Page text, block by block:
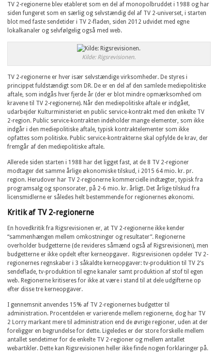
TV 2-regionerne blev etableret som en del af monopolbruddet i 1988 og har
siden fungeret som en særlig og selvstændig del af TV 2-universet, i starten
blot med faste sendetider i TV 2-fladen, siden 2012 udvidet med egne
lokalkanaler og selvfølgelig også med web.
Kilde: Rigsrevisionen.
TV 2-regionerne er hver især selvstændige virksomheder. De styres i
princippet fuldstændigt som DR. De er en del af den samlede mediepolitiske
aftale, som indgås hver fjerde år (der er blot mindre opmærksomhed om
kravene til TV 2-regionerne). Når den mediepolitiske aftale er indgået,
udarbejder Kulturministeriet en public service-kontrakt med den enkelte TV
2-region. Public service-kontrakten indeholder mange elementer, som ikke
indgår i den mediepolitiske aftale, typisk kontraktelementer som ikke
opfattes som politiske. Public service-kontrakterne skal opfylde de krav, der
fremgår af den mediepolitiske aftale.
Allerede siden starten i 1988 har det ligget fast, at de 8 TV 2-regioner
modtager det samme årlige økonomiske tilskud, i 2015 64 mio. kr. pr.
region. Herudover har TV 2-regionerne kommercielle indtægter, typisk fra
programsalg og sponsorater, på 2-6 mio. kr. årligt. Det årlige tilskud fra
licensmidlerne er således helt bestemmende for regionernes økonomi.
Kritik af TV 2-regionerne
En hovedkritik fra Rigsrevisionen er, at TV 2-regionerne ikke kender
“sammenhængen mellem omkostninger og resultater”. Regionerne
overholder budgetterne (de revideres såmænd også af Rigsrevisionen), men
budgetterne er ikke opdelt efter kerneopgaver. Rigsrevisionen opdeler TV 2-
regionernes regnskaber i 3 såkaldte kerneopgaver: tv-produktion til TV 2’s
sendeflade, tv-produktion til egne kanaler samt produktion af stof til egen
web. Regionerne kritiseres for ikke at være i stand til at dele udgifterne op
efter disse tre kerneopgaver.
I gennemsnit anvendes 15% af TV 2-regionernes budgetter til
administration. Procentdelen er varierende mellem regionerne, dog har TV
2 Lorry markant mere til administration end de øvrige regioner, uden at der
foreligger en begrundelse for dette. Ligeledes er der store forskelle mellem
antallet sendetimer for de enkelte TV 2-regioner og mellem antallet
webartikler. Dette kan Rigsrevisionen heller ikke finde nogen forklaringer på.